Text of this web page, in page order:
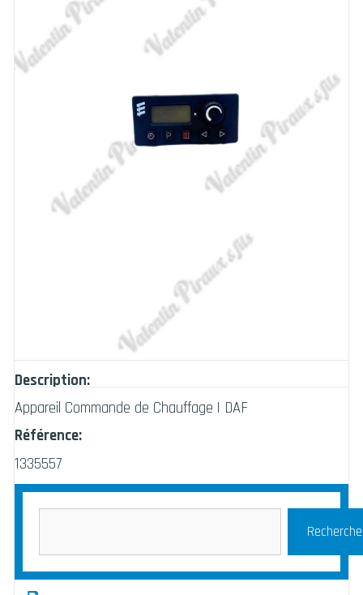
Description:
Appareil Commande de Chauffage | DAF
Référence:
1335557